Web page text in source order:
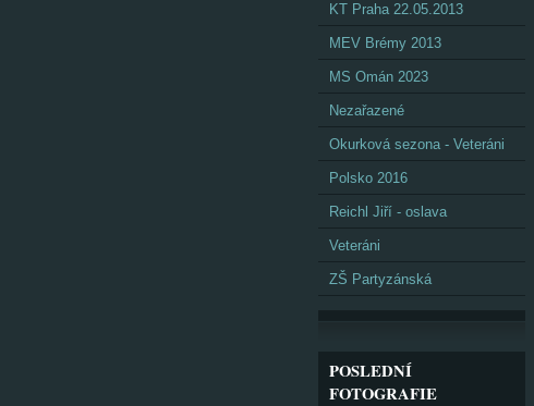
KT Praha 22.05.2013
MEV Brémy 2013
MS Omán 2023
Nezařazené
Okurková sezona - Veteráni
Polsko 2016
Reichl Jiří - oslava
Veteráni
ZŠ Partyzánská
POSLEDNÍ
FOTOGRAFIE